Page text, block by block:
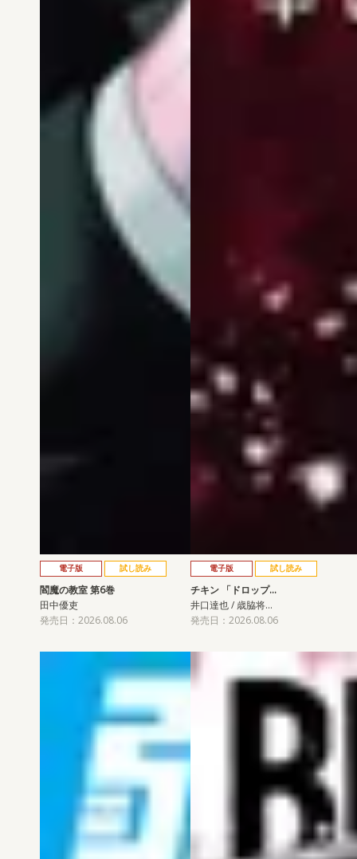
電子版 試し読み
閻魔の教室 第6巻
田中優吏
発売日：2026.08.06
電子版 試し読み
チキン 「ドロップ…
井口達也 / 歳脇将…
発売日：2026.08.06